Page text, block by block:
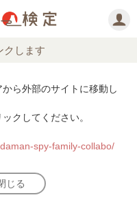
クします
ら外部のサイトに移動し
クしてください。
spy-family-collabo/
じる